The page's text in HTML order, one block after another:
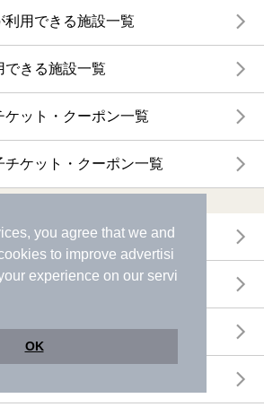
you agree that we and
to improve advertisi
experience on our servi
OK
利用できる施設一覧
できる施設一覧
ケット・クーポン一覧
チケット・クーポン一覧
ュース